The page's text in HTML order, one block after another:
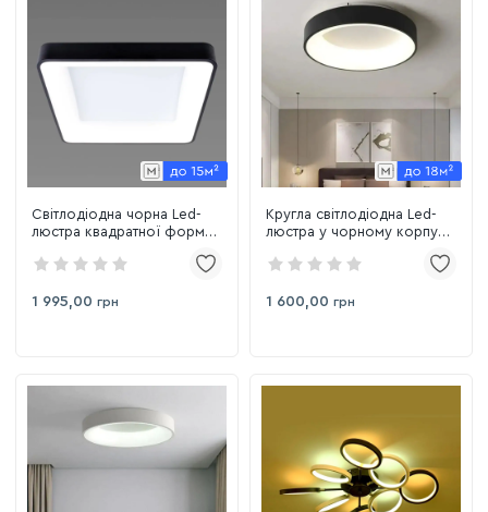
Світлодіодна чорна Led-
люстра квадратної форми
Sirius GLD-23412 BK
1 995,00 грн
Кругла світлодіодна Led-
люстра у чорному корпусі
GLD-23412 BK
1 600,00 грн